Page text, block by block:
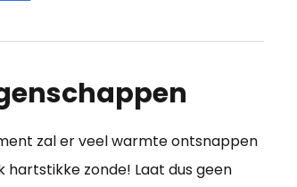
zal er veel warmte ontsnappen
hartstikke zonde! Laat dus geen